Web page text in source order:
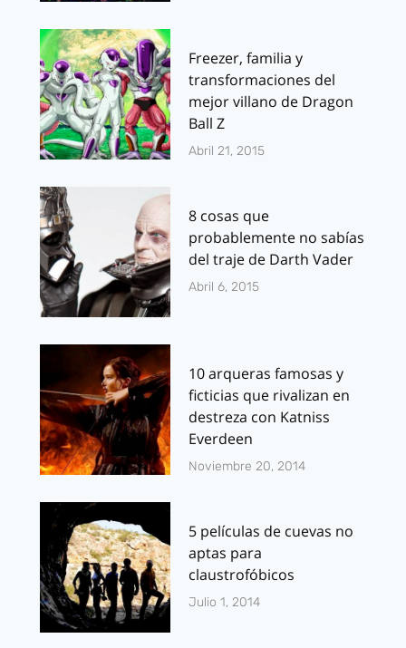
Freezer, familia y
transformaciones del
mejor villano de Dragon
Ball Z
Abril 21, 2015
8 cosas que
probablemente no sabías
del traje de Darth Vader
Abril 6, 2015
10 arqueras famosas y
ficticias que rivalizan en
destreza con Katniss
Everdeen
Noviembre 20, 2014
5 películas de cuevas no
aptas para
claustrofóbicos
Julio 1, 2014